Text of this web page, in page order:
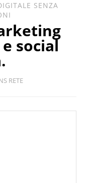
SENZA
social
RETE